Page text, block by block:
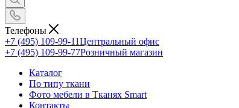
Телефоны
+7 (495) 109-99-11Центральный офис
+7 (495) 109-99-77Розничный магазин
Каталог
По типу ткани
Фото мебели в Тканях Smart
Контакты